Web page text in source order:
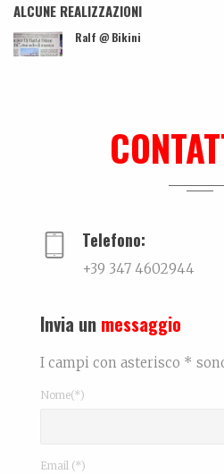
ALCUNE REALIZZAZIONI
Ralf @ Bikini
Trovare l'equilibrio causa
Telefono:
+39 347 4602944
Invia un messaggio
I campi con asterisco *
Nome(*)
Email (*)